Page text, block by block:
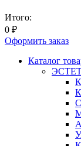
Итого:
0 ₽
Оформить заказ
Каталог